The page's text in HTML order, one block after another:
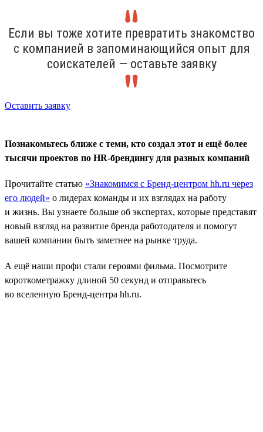
Если вы тоже хотите превратить знакомство
с компанией в запоминающийся опыт для
соискателей — оставьте заявку
Оставить заявку
Познакомьтесь ближе с теми, кто создал этот и ещё более
тысячи проектов по HR-брендингу для разных компаний
Прочитайте статью «Знакомимся с Бренд-центром hh.ru через
его людей» о лидерах команды и их взглядах на работу
и жизнь. Вы узнаете больше об экспертах, которые представят
новый взгляд на развитие бренда работодателя и помогут
вашей компании быть заметнее на рынке труда.
А ещё наши профи стали героями фильма. Посмотрите
короткометражку длиной 50 секунд и отправьтесь
во вселенную Бренд-центра hh.ru.